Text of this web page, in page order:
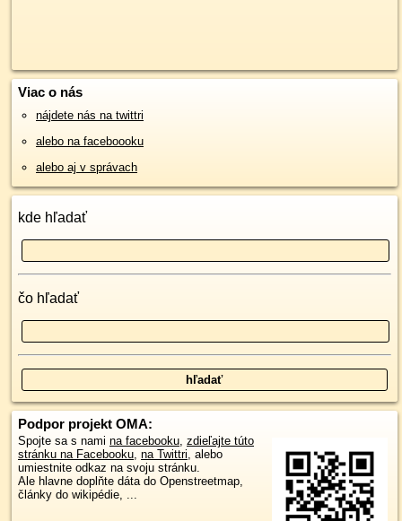
Viac o nás
nájdete nás na twittri
alebo na faceboooku
alebo aj v správach
kde hľadať
čo hľadať
Podpor projekt OMA:
Spojte sa s nami na facebooku, zdieľajte túto
stránku na Facebooku, na Twittri, alebo
umiestnite odkaz na svoju stránku.
Ale hlavne doplňte dáta do Openstreetmap,
články do wikipédie, ...